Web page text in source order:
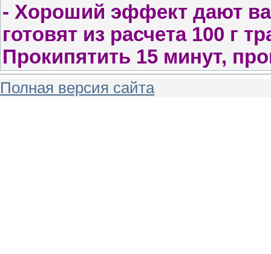
- Хороший эффект дают
готовят из расчета 100 г
Прокипятить 15 минут,
Полная версия сайта